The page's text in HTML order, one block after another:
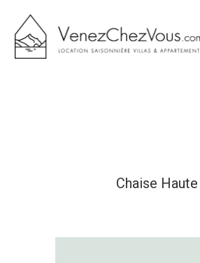
Chaise Haute